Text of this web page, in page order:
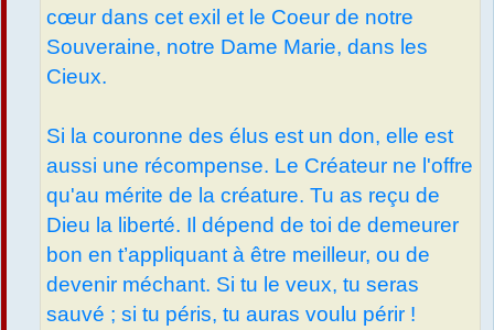
cœur dans cet exil et le Coeur de notre
Souveraine, notre Dame Marie, dans les
Cieux.
Si la couronne des élus est un don, elle est
aussi une récompense. Le Créateur ne l'offre
qu'au mérite de la créature. Tu as reçu de
Dieu la liberté. Il dépend de toi de demeurer
bon en t’appliquant à être meilleur, ou de
devenir méchant. Si tu le veux, tu seras
sauvé ; si tu péris, tu auras voulu périr !